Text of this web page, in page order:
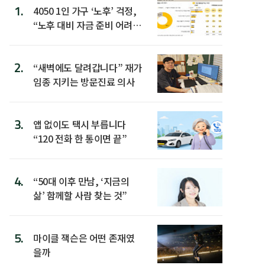
1.
4050 1인 가구 ‘노후’ 걱정,
“노후 대비 자금 준비 어려
2.
“새벽에도 달려갑니다” 재가
임종 지키는 방문진료 의사
3.
앱 없이도 택시 부릅니다
“120 전화 한 통이면 끝”
4.
“50대 이후 만남, ‘지금의
삶’ 함께할 사람 찾는 것”
5.
마이클 잭슨은 어떤 존재였
을까